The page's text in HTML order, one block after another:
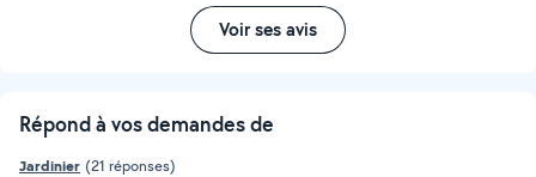
Voir ses avis
Répond à vos demandes de
Jardinier (21 réponses)